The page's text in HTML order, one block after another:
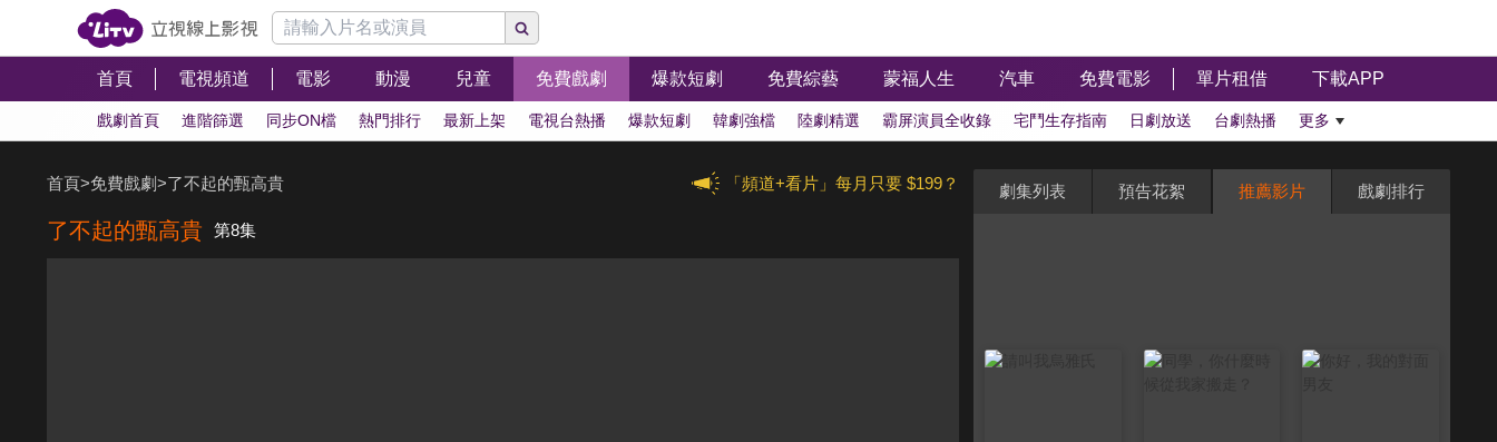
首頁 電視頻道 電影 動漫 兒童 免費戲劇 爆款短劇 免費綜藝 蒙福人生 汽車 免費電影 單片租借 下載APP
戲劇首頁 進階篩選 同步ON檔 熱門排行 最新上架 電視台熱播 爆款短劇 韓劇強檔 陸劇精選 霸屏演員全收錄 宅鬥生存指南 日劇放送 台劇熱播 更多
「頻道+看片」每月只要 $199？
首頁>免費戲劇>了不起的甄高貴
了不起的甄高貴 第8集
劇集列表 預告花絮 推薦影片 戲劇排行